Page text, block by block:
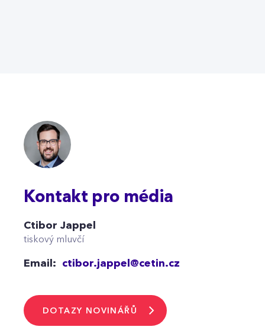
Kontakt pro média
Ctibor Jappel
tiskový mluvčí
Email: ctibor.jappel@cetin.cz
DOTAZY NOVINÁŘŮ